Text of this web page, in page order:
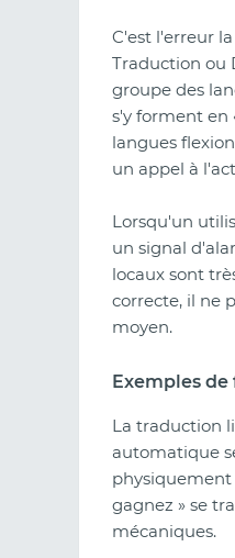
C'est l'erreur
Traduction ou
groupe des
s'y forment en
langues
un appel à
Lorsqu'un
un signal
locaux sont
correcte, il ne
moyen.
Exemples de
La traduction
automatique
physiquement
gagnez » se
mécaniques.